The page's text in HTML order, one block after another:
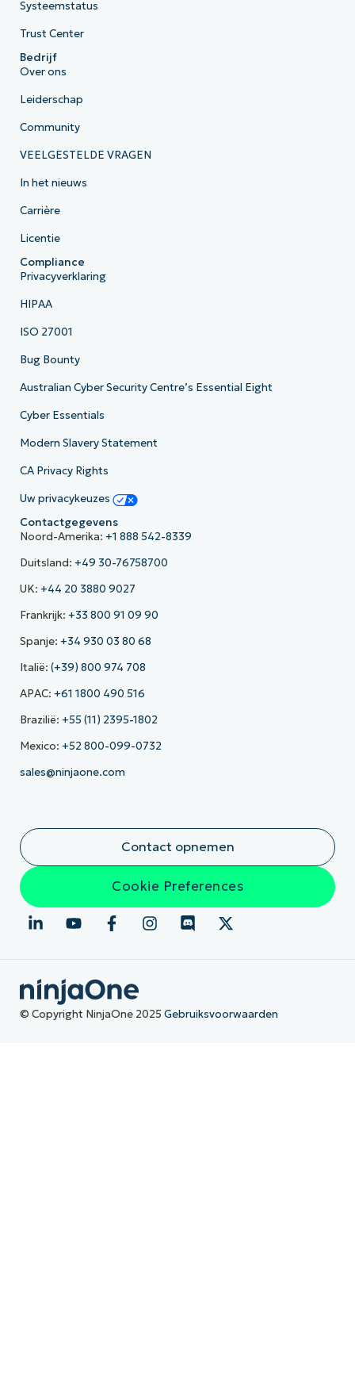
Systeemstatus
Trust Center
Bedrijf
Over ons
Leiderschap
Community
VEELGESTELDE VRAGEN
In het nieuws
Carrière
Licentie
Compliance
Privacyverklaring
HIPAA
ISO 27001
Bug Bounty
Australian Cyber Security Centre’s Essential Eight
Cyber Essentials
Modern Slavery Statement
CA Privacy Rights
Uw privacykeuzes
Contactgegevens
Noord-Amerika: +1 888 542-8339
Duitsland: +49 30-76758700
UK: +44 20 3880 9027
Frankrijk: +33 800 91 09 90
Spanje: +34 930 03 80 68
Italië: (+39) 800 974 708
APAC: +61 1800 490 516
Brazilië: +55 (11) 2395-1802
Mexico: +52 800-099-0732
sales@ninjaone.com
Contact opnemen
Cookie Preferences
© Copyright NinjaOne 2025 Gebruiksvoorwaarden